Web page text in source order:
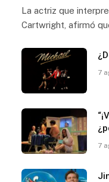
La actriz que
Cartwright, afirmó
7
7